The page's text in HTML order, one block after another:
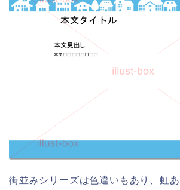
街並みシリーズは色違いもあり、虹